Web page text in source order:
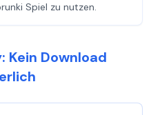
Spiel zu nutzen.
Kein Download